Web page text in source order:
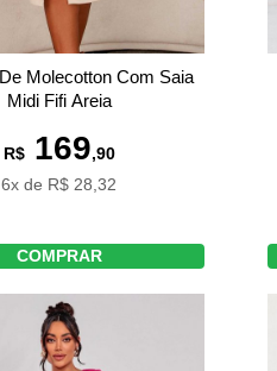
Molecotton Com Saia
Midi Fifi Areia
R$169,90
6x de R$ 28,32
COMPRAR